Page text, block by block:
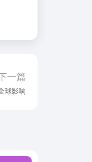
一篇
球影响